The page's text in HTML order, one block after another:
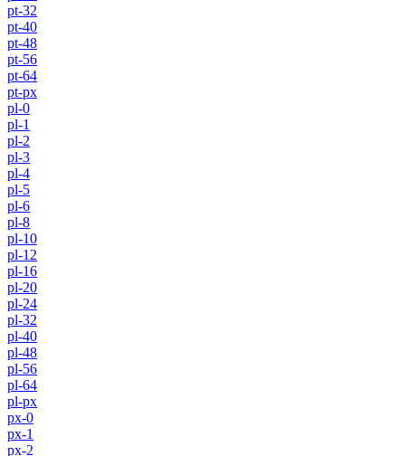
pt-32
pt-40
pt-48
pt-56
pt-64
pt-px
pl-0
pl-1
pl-2
pl-3
pl-4
pl-5
pl-6
pl-8
pl-10
pl-12
pl-16
pl-20
pl-24
pl-32
pl-40
pl-48
pl-56
pl-64
pl-px
px-0
px-1
px-2